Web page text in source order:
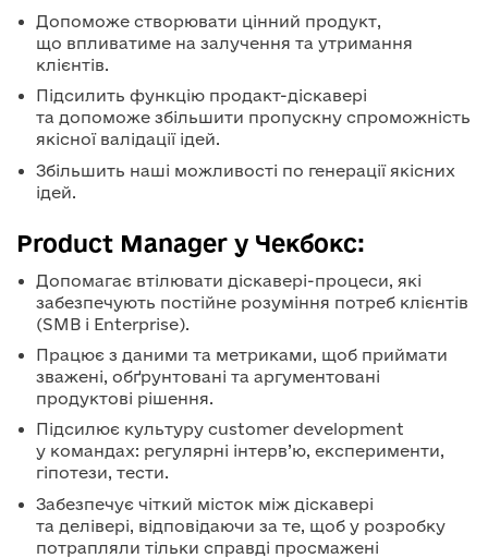
Допоможе створювати цінний продукт,
що впливатиме на залучення та утримання
клієнтів.
Підсилить функцію продакт-діскавері
та допоможе збільшити пропускну спроможність
якісної валідації ідей.
Збільшить наші можливості по генерації якісних
ідей.
Product Manager у Чекбокс:
Допомагає втілювати діскавері-процеси, які
забезпечують постійне розуміння потреб клієнтів
(SMB і Enterprise).
Працює з даними та метриками, щоб приймати
зважені, обґрунтовані та аргументовані
продуктові рішення.
Підсилює культуру customer development
у командах: регулярні інтерв’ю, експерименти,
гіпотези, тести.
Забезпечує чіткий місток між діскавері
та делівері, відповідаючи за те, щоб у розробку
потрапляли тільки справді просмажені